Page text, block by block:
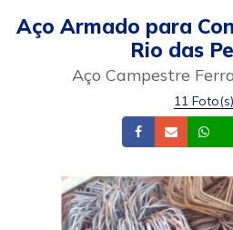
Aço Armado para
Rio das
Aço Campestre
11 Foto(s)
Facebook
Email